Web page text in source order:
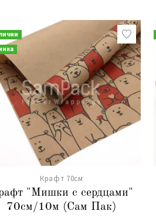
Крафт 70см
"Мишки с сердцами"
70см/10м (Сам Пак)